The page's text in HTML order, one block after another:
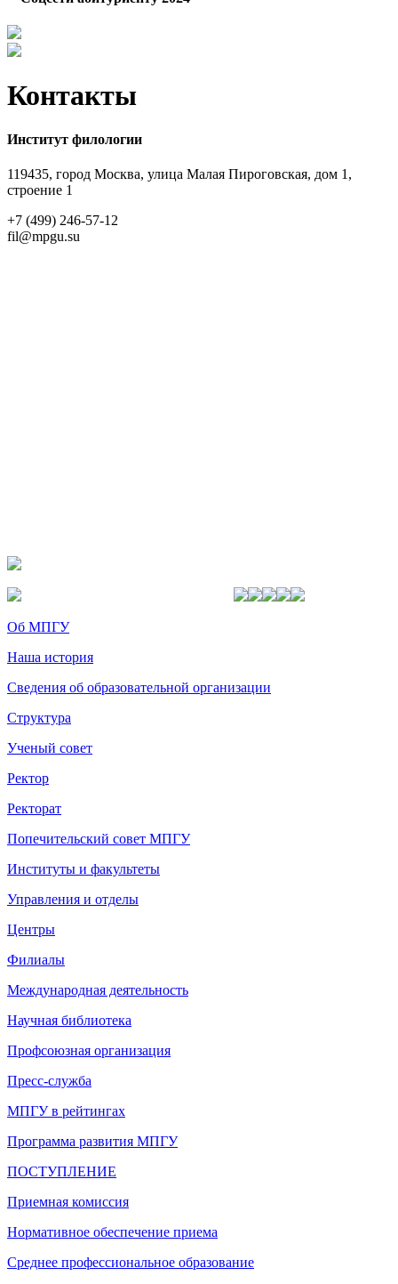
Контакты
Институт филологии
119435, город Москва, улица Малая Пироговская, дом 1,
строение 1
+7 (499) 246-57-12
fil@mpgu.su
Об МПГУ
Наша история
Сведения об образовательной организации
Структура
Ученый совет
Ректор
Ректорат
Попечительский совет МПГУ
Институты и факультеты
Управления и отделы
Центры
Филиалы
Международная деятельность
Научная библиотека
Профсоюзная организация
Пресс-служба
МПГУ в рейтингах
Программа развития МПГУ
ПОСТУПЛЕНИЕ
Приемная комиссия
Нормативное обеспечение приема
Среднее профессиональное образование